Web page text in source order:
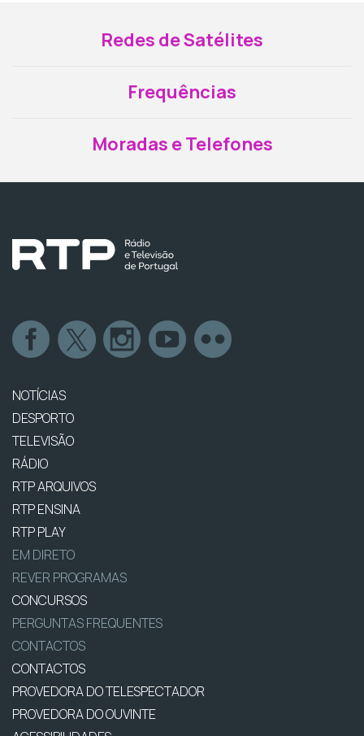
Redes de Satélites
Frequências
Moradas e Telefones
NOTÍCIAS
DESPORTO
TELEVISÃO
RÁDIO
RTP ARQUIVOS
RTP ENSINA
RTP PLAY
EM DIRETO
REVER PROGRAMAS
CONCURSOS
PERGUNTAS FREQUENTES
CONTACTOS
CONTACTOS
PROVEDORA DO TELESPECTADOR
PROVEDORA DO OUVINTE